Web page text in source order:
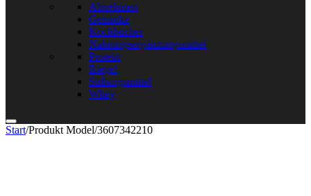
Abnehmen
Getränke
Kochbücher
Nahrungsergänzungsmittel
Protein
Riegel
Süßungsmittel
Whey
Start/Produkt Model/3607342210